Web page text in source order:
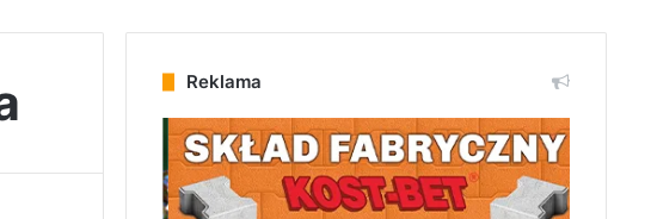
Reklama